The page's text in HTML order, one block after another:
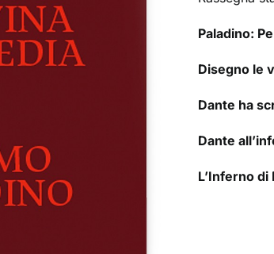
Paladino:
Disegno le
Dante ha
Dante
L’Inferno